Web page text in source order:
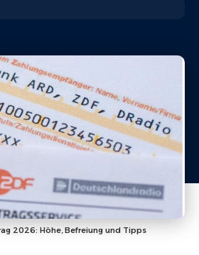
2026: Höhe, Befreiung und Tipps